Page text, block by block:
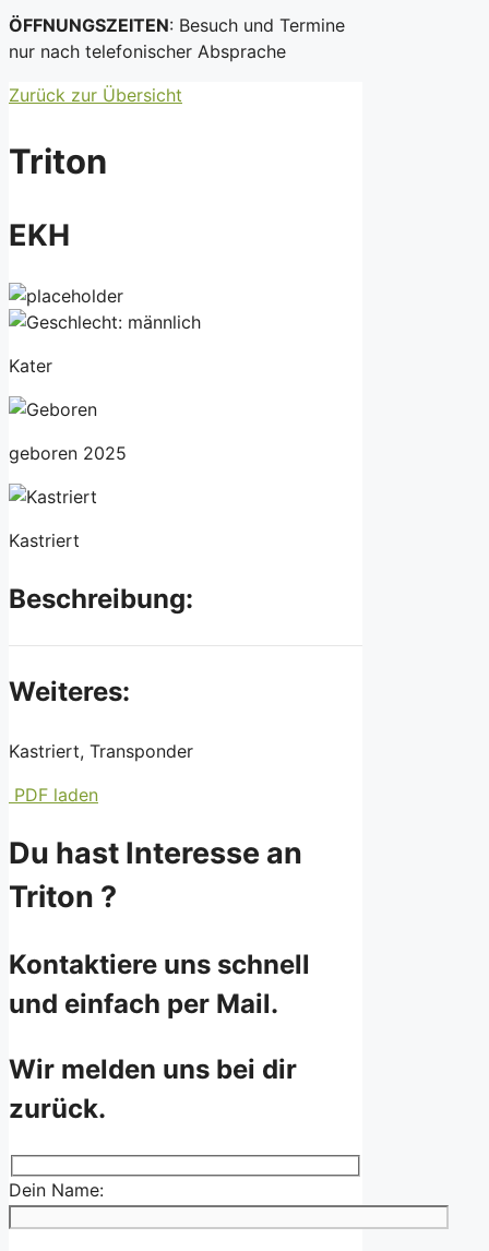
ÖFFNUNGSZEITEN: Besuch und Termine
nur nach telefonischer Absprache
Zurück zur Übersicht
Triton
EKH
Kater
geboren 2025
Kastriert
Beschreibung:
Weiteres:
Kastriert, Transponder
PDF laden
Du hast Interesse an
Triton ?
Kontaktiere uns schnell
und einfach per Mail.
Wir melden uns bei dir
zurück.
Dein Name: